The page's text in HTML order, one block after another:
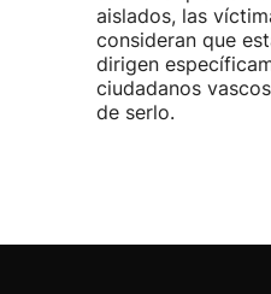
aislados, las
consideran que
dirigen
ciudadanos
de serlo.